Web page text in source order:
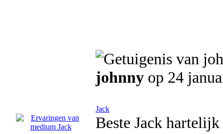
johnny op 24
Jack
Beste Jack